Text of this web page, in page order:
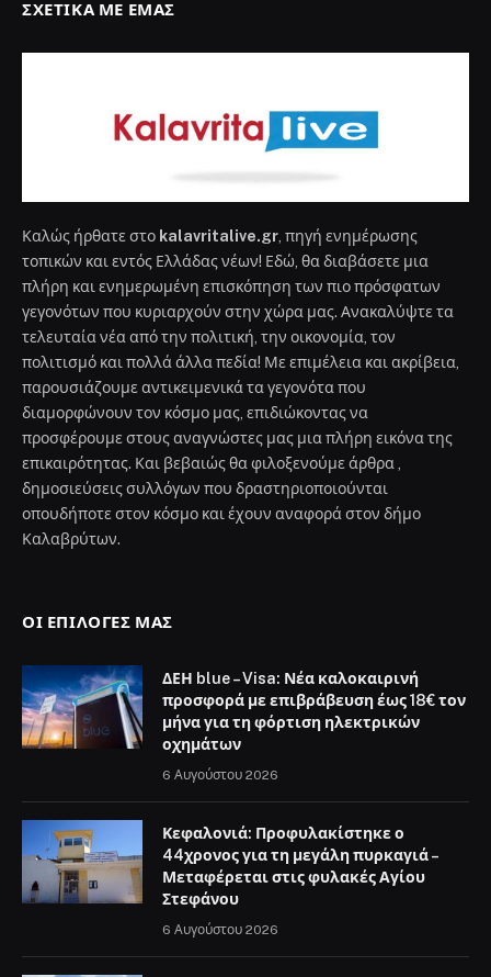
ΣΧΕΤΙΚΆ ΜΕ ΕΜΆΣ
Καλώς ήρθατε στο kalavritalive.gr , πηγή ενημέρωσης
τοπικών και εντός Ελλάδας νέων! Εδώ, θα διαβάσετε μια
πλήρη και ενημερωμένη επισκόπηση των πιο πρόσφατων
γεγονότων που κυριαρχούν στην χώρα μας. Ανακαλύψτε τα
τελευταία νέα από την πολιτική, την οικονομία, τον
πολιτισμό και πολλά άλλα πεδία! Με επιμέλεια και ακρίβεια,
παρουσιάζουμε αντικειμενικά τα γεγονότα που
διαμορφώνουν τον κόσμο μας, επιδιώκοντας να
προσφέρουμε στους αναγνώστες μας μια πλήρη εικόνα της
επικαιρότητας. Και βεβαιώς θα φιλοξενούμε άρθρα ,
δημοσιεύσεις συλλόγων που δραστηριοποιούνται
οπουδήποτε στον κόσμο και έχουν αναφορά στον δήμο
Καλαβρύτων.
ΟΙ ΕΠΙΛΟΓΈΣ ΜΑΣ
ΔΕΗ blue – Visa: Νέα καλοκαιρινή
προσφορά με επιβράβευση έως 18€ τον
μήνα για τη φόρτιση ηλεκτρικών
οχημάτων
6 Αυγούστου 2026
Κεφαλονιά: Προφυλακίστηκε ο
44χρονος για τη μεγάλη πυρκαγιά –
Μεταφέρεται στις φυλακές Αγίου
Στεφάνου
6 Αυγούστου 2026